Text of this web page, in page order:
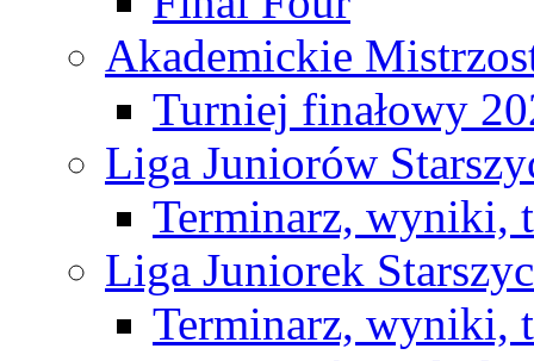
Akademickie
Turniej finałowy
Liga Juniorów
Terminarz, wyniki,
Liga Juniorek
Terminarz, wyniki,